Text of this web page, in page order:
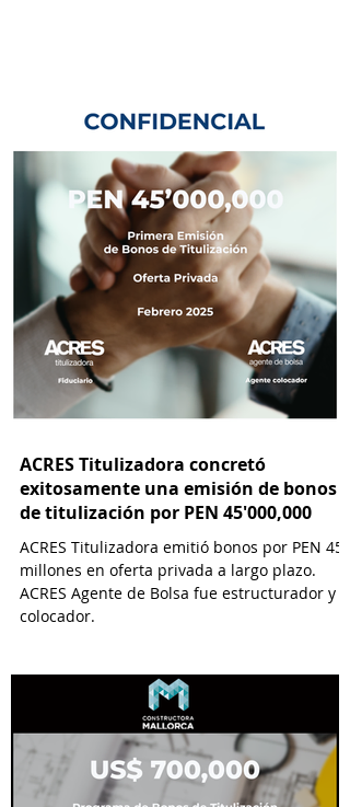
ACRES Titulizadora concretó
exitosamente una emisión de bonos
de titulización por PEN 45'000,000
ACRES Titulizadora emitió bonos por PEN 45
millones en oferta privada a largo plazo.
ACRES Agente de Bolsa fue estructurador y
colocador.